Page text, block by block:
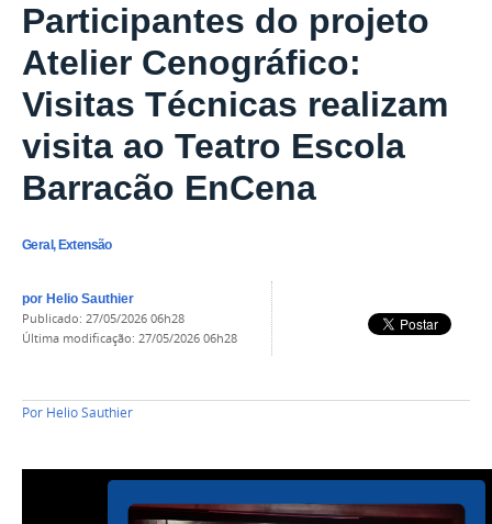
Participantes do projeto
Atelier Cenográfico:
Visitas Técnicas realizam
visita ao Teatro Escola
Barracão EnCena
Geral, Extensão
por Helio Sauthier
publicado: 27/05/2026 06h28
última modificação: 27/05/2026 06h28
Por Helio Sauthier